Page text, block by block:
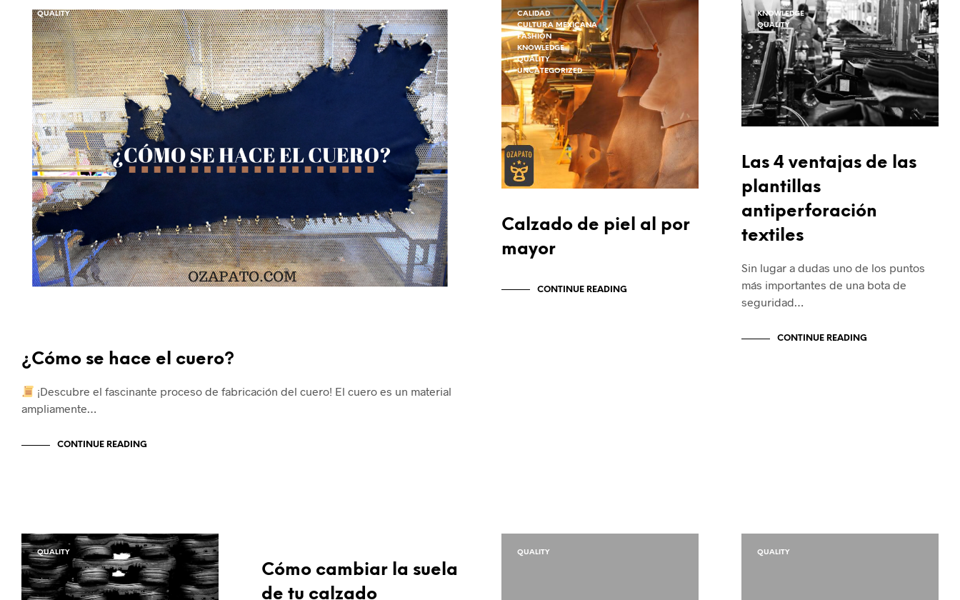
I
N
T
H
E
C
A
T
QUALITY
¿Cómo se hace el cuero?
¡Descubre el fascinante proceso de fabricación del cuero! El cuero es un material
ampliamente…
CONTINUE READING
CALIDAD
CULTURA MEXICANA
FASHION
KNOWLEDGE
QUALITY
UNCATEGORIZED
Calzado de piel al por
mayor
CONTINUE READING
KNOWLEDGE
QUALITY
Las 4 ventajas de las
plantillas
antiperforación
textiles
Sin lugar a dudas uno de los puntos
más importantes de una bota de
seguridad…
CONTINUE READING
QUALITY
Cómo cambiar la suela
de tu calzado
QUALITY QUALITY